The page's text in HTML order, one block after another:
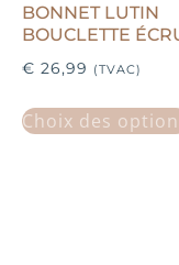
BONNET LUTIN
BOUCLETTE
€ 26,99 (TVAC)
Choix des